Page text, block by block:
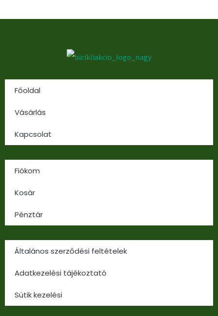
Főoldal
Vásárlás
Kapcsolat
Fiókom
Kosár
Pénztár
Általános szerződési feltételek
Adatkezelési tájékoztató
Sütik kezelési